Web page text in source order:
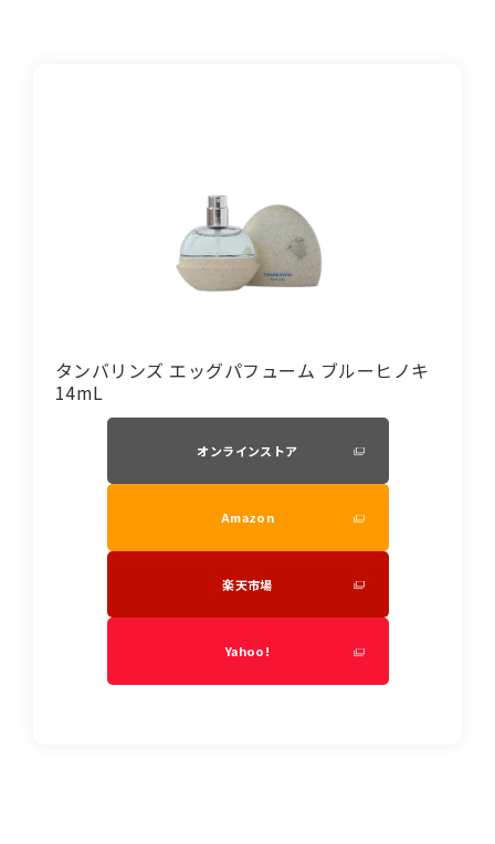
タンバリンズ エッグパフューム ブルーヒノキ
14mL
オンラインストア
Amazon
楽天市場
Yahoo!